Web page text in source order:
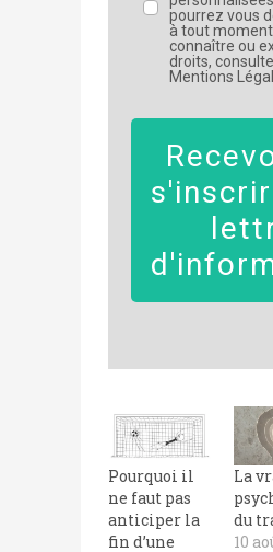
pourrez vous
à tout
connaître ou
droits,
Mentions
Pourquoi il
ne faut pas
anticiper la
fin d’une
La
du
10